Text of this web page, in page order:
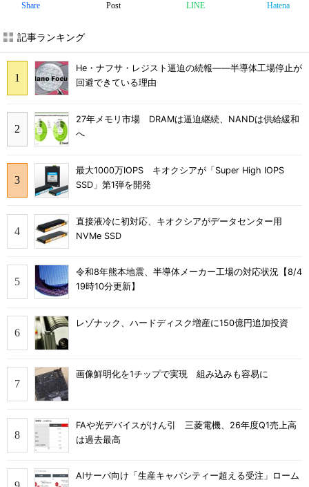
Share Post LINE Hatena
記事ランキング
He・ナフサ・レジスト逼迫の続報――半導体工場停止が
回避できている理由
27年メモリ市場 DRAMは逼迫継続、NANDは供給緩和
へ
最大1000万IOPS キオクシアが「Super High IOPS
SSD」第1弾を開発
直接液冷に初対応、キオクシアがデータセンター用
NVMe SSD
令和8年熊本地震、半導体メーカー工場の対応状況【8/4
19時10分更新】
レゾナック、ハードディスク増産に150億円追加投資
画像鮮明化を1チップで実現 組み込みも容易に
FAや光デバイスがけん引 三菱電機、26年度Q1売上高
は過去最高
AIサーバ向け「生産キャパシティー超える受注」ローム